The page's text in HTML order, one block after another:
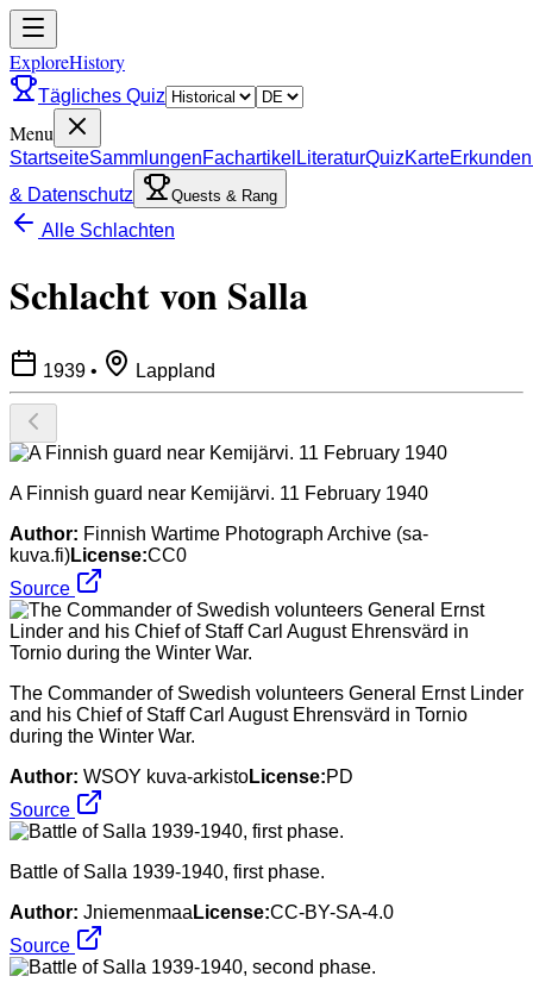
ExploreHistory
Tägliches Quiz
Menu
StartseiteSammlungenFachartikel LiteraturQuizKarteErkunden
& Datenschutz
Quests & Rang
Alle Schlachten
Schlacht von Salla
1939 • Lappland
A Finnish guard near Kemijärvi. 11 February 1940
Author: Finnish Wartime Photograph Archive (sa-
kuva.fi)License:CC0
Source
The Commander of Swedish volunteers General Ernst Linder
and his Chief of Staff Carl August Ehrensvärd in Tornio
during the Winter War.
Author: WSOY kuva-arkistoLicense:PD
Source
Battle of Salla 1939-1940, first phase.
Author: Jniemenmaa License:CC-BY-SA-4.0
Source